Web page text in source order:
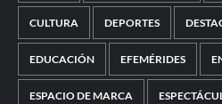
CULTURA DEPORTES
EDUCACIÓN EFEMÉRIDES
ESPACIO DE MARCA